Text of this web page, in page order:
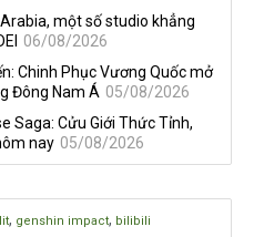
một số studio khẳng
06/08/2026
Chinh Phục Vương Quốc mở
Đông Nam Á 05/08/2026
Saga: Cửu Giới Thức Tỉnh,
nay 05/08/2026
, genshin impact, bilibili